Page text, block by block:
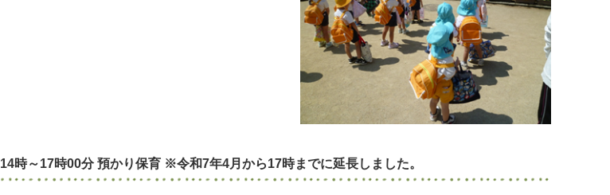
14時～17時00分 預かり保育 ※令和7年4月から17時までに延長しました。